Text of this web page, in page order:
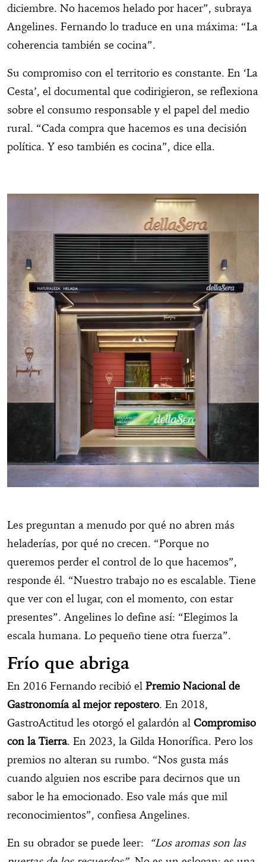
diciembre. No hacemos helado por hacer”, subraya
Angelines. Fernando lo traduce en una máxima: “La
coherencia también se cocina”.
Su compromiso con el territorio es constante. En ‘La
Cesta’, el documental que codirigieron, se reflexiona
sobre el consumo responsable y el papel del medio
rural. “Cada compra que hacemos es una decisión
política. Y eso también es cocina”, dice ella.
Les preguntan a menudo por qué no abren más
heladerías, por qué no crecen. “Porque no
queremos perder el control de lo que hacemos”,
responde él. “Nuestro trabajo no es escalable. Tiene
que ver con el lugar, con el momento, con estar
presentes”. Angelines lo define así: “Elegimos la
escala humana. Lo pequeño tiene otra fuerza”.
Frío que abriga
En 2016 Fernando recibió el Premio Nacional de
Gastronomía al mejor repostero. En 2018,
GastroActitud les otorgó el galardón al Compromiso
con la Tierra. En 2023, la Gilda Honorífica. Pero los
premios no alteran su rumbo. “Nos gusta más
cuando alguien nos escribe para decirnos que un
sabor le ha emocionado. Eso vale más que mil
reconocimientos”, confiesa Angelines.
En su obrador se puede leer:
“Los aromas son las